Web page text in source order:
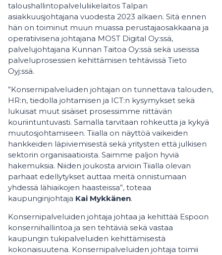
taloushallintopalveluliikelaitos Talpan
asiakkuusjohtajana vuodesta 2023 alkaen. Sitä ennen
hän on toiminut muun muassa perustajaosakkaana ja
operatiivisena johtajana MOST Digital Oy:ssä,
palvelujohtajana Kunnan Taitoa Oy:ssä sekä useissa
palveluprosessien kehittämisen tehtävissä Tieto
Oyj:ssä.
”Konsernipalveluiden johtajan on tunnettava talouden,
HR:n, tiedolla johtamisen ja ICT:n kysymykset sekä
lukuisat muut sisäiset prosessimme riittävän
kouriintuntuvasti. Samalla tarvitaan rohkeutta ja kykyä
muutosjohtamiseen. Tiialla on näyttöä vaikeiden
hankkeiden läpiviemisestä sekä yritysten että julkisen
sektorin organisaatioista. Saimme paljon hyviä
hakemuksia. Niiden joukosta arvioin Tiialla olevan
parhaat edellytykset auttaa meitä onnistumaan
yhdessä lähiaikojen haasteissa”, toteaa
kaupunginjohtaja Kai Mykkänen.
Konsernipalveluiden johtaja johtaa ja kehittää Espoon
konsernihallintoa ja sen tehtäviä sekä vastaa
kaupungin tukipalveluiden kehittämisestä
kokonaisuutena. Konsernipalveluiden johtaja toimii